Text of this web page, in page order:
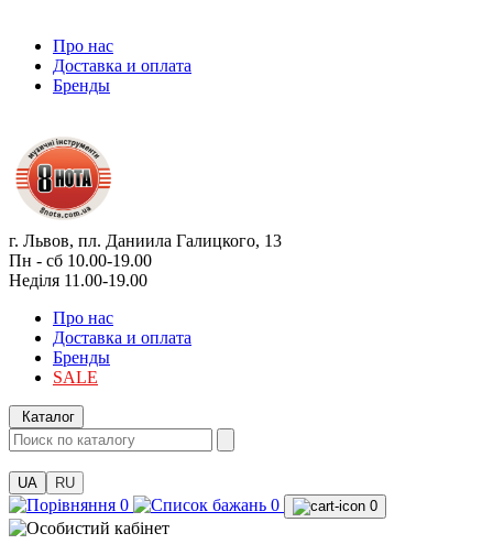
Про нас
Доставка и оплата
Бренды
г. Львов, пл. Даниила Галицкого, 13
Пн - сб 10.00-19.00
Неділя 11.00-19.00
Про нас
Доставка и оплата
Бренды
SALE
Каталог
UA RU
0 0 0